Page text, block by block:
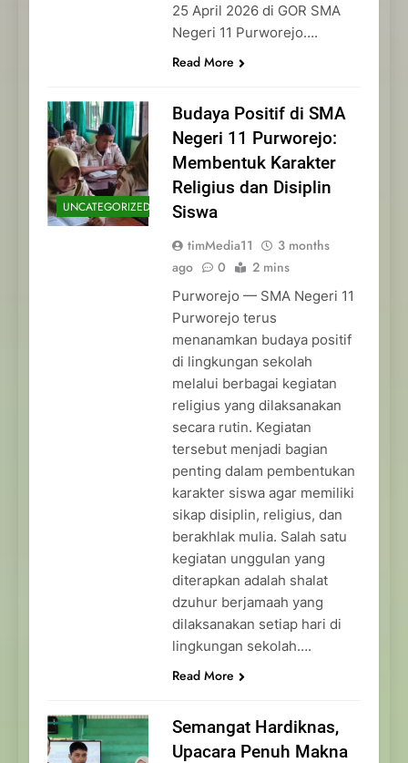
25 April 2026 di GOR SMA
Negeri 11 Purworejo….
Read More
UNCATEGORIZED
Budaya Positif di SMA
Negeri 11 Purworejo:
Membentuk Karakter
Religius dan Disiplin
Siswa
timMedia11
3 months
ago
0 2 mins
Purworejo — SMA Negeri 11
Purworejo terus
menanamkan budaya positif
di lingkungan sekolah
melalui berbagai kegiatan
religius yang dilaksanakan
secara rutin. Kegiatan
tersebut menjadi bagian
penting dalam pembentukan
karakter siswa agar memiliki
sikap disiplin, religius, dan
berakhlak mulia. Salah satu
kegiatan unggulan yang
diterapkan adalah shalat
dzuhur berjamaah yang
dilaksanakan setiap hari di
lingkungan sekolah….
Read More
Semangat Hardiknas,
Upacara Penuh Makna